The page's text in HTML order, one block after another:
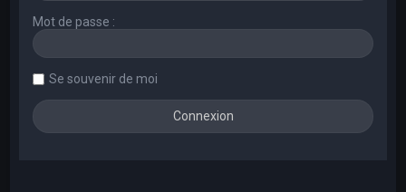
Mot de passe :
Se souvenir de moi